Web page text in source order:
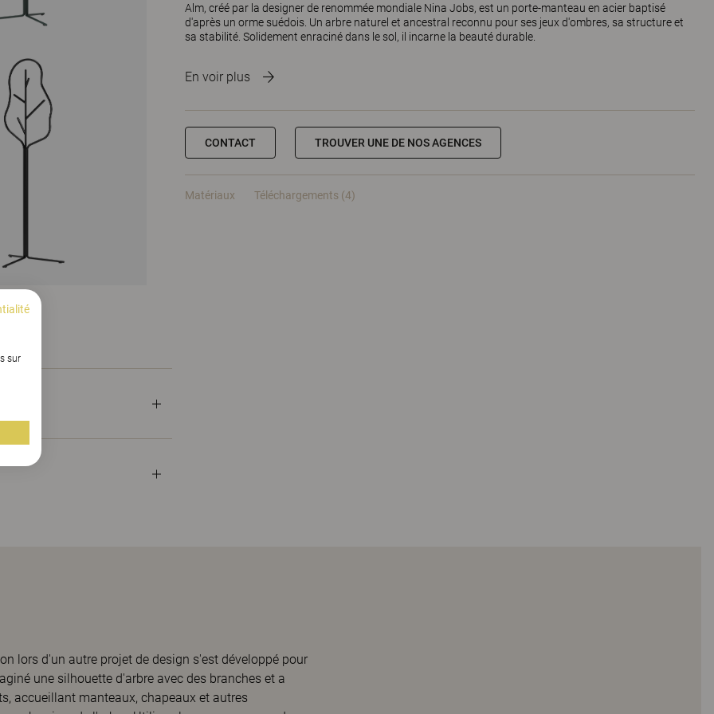
Alm, créé par la designer de renommée mondiale Nina Jobs, est un porte-manteau en acier baptisé
d'après un orme suédois. Un arbre naturel et ancestral reconnu pour ses jeux d'ombres, sa structure et
sa stabilité. Solidement enraciné dans le sol, il incarne la beauté durable.
En voir plus
CONTACT TROUVER UNE DE NOS AGENCES
Matériaux Téléchargements (4)
lors d'un autre projet de design s'est développé pour
une silhouette d'arbre avec des branches et a
accueillant manteaux, chapeaux et autres
sur